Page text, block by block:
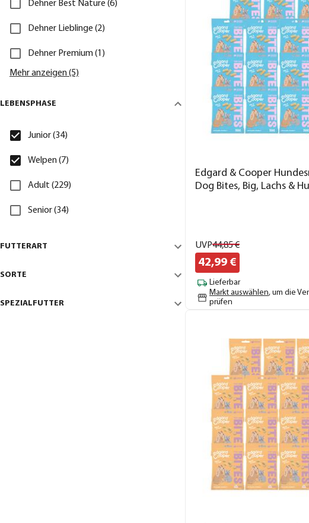
Dehner Best Nature (6)
Dehner Lieblinge (2)
Dehner Premium (1)
Mehr anzeigen (5)
LEBENSPHASE
Junior (34)
Welpen (7)
Adult (229)
Senior (34)
FUTTERART
SORTE
SPEZIALFUTTER
Edgard & Cooper
Dog Bites, Big, Lachs &
UVP44,85€
42,99 €
Lieferbar
Markt auswählen, um die
prüfen